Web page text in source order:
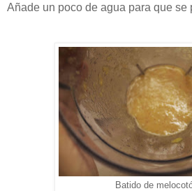
Añade un poco de agua para que se
Batido de